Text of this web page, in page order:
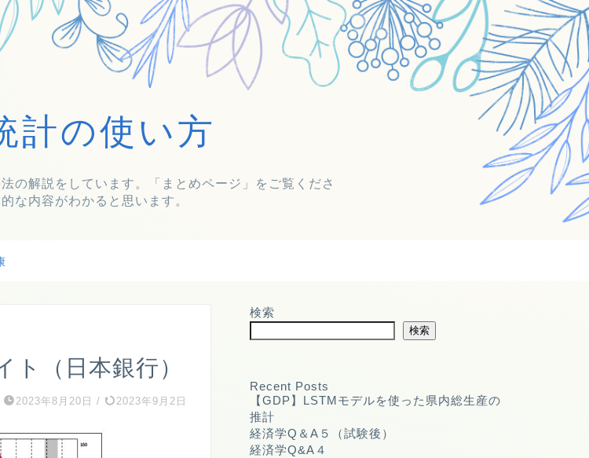
計の使い方
の解説をしています。「まとめページ」をご覧くださ
な内容がわかると思います。
ト（日本銀行）
2023年8月20日 / 2023年9月2日
検索
検索
Recent Posts
【GDP】LSTMモデルを使った県内総生産の
推計
経済学Q＆A５（試験後）
経済学Q&A４